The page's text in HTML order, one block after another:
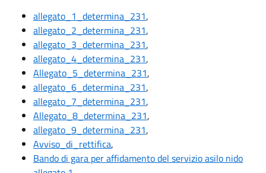
allegato_1_determina_231,
allegato_2_determina_231,
allegato_3_determina_231,
allegato_4_determina_231,
Allegato_5_determina_231,
allegato_6_determina_231,
allegato_7_determina_231,
Allegato_8_determina_231,
allegato_9_determina_231,
Avviso_di_rettifica,
Bando di gara per affidamento del servizio asilo nido